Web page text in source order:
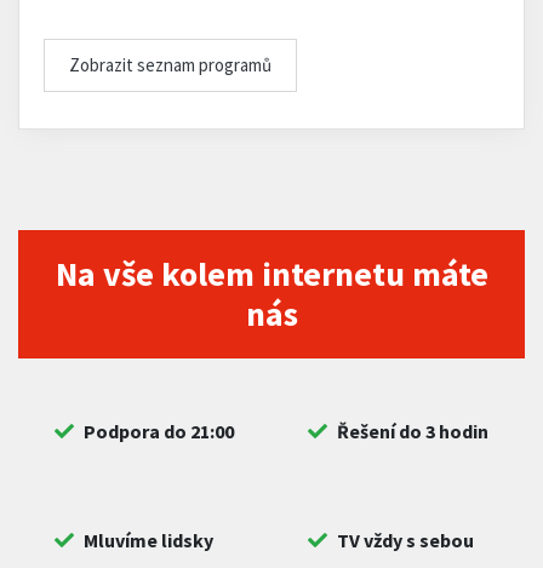
Zobrazit seznam programů
Na vše kolem internetu máte
nás
Podpora do 21:00 Řešení do 3 hodin
Mluvíme lidsky TV vždy s sebou